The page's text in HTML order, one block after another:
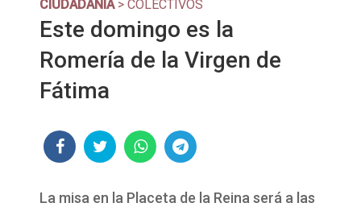
CIUDADANÍA> COLECTIVOS
Este domingo es la
Romería de la Virgen de
Fátima
La misa en la Placeta de la Reina será a las